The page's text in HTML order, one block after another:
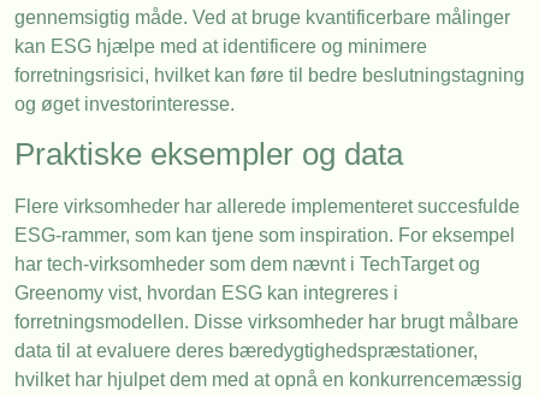
gennemsigtig måde. Ved at bruge kvantificerbare målinger
kan ESG hjælpe med at identificere og minimere
forretningsrisici, hvilket kan føre til bedre beslutningstagning
og øget investorinteresse.
Praktiske eksempler og data
Flere virksomheder har allerede implementeret succesfulde
ESG-rammer, som kan tjene som inspiration. For eksempel
har tech-virksomheder som dem nævnt i TechTarget og
Greenomy vist, hvordan ESG kan integreres i
forretningsmodellen. Disse virksomheder har brugt målbare
data til at evaluere deres bæredygtighedspræstationer,
hvilket har hjulpet dem med at opnå en konkurrencemæssig